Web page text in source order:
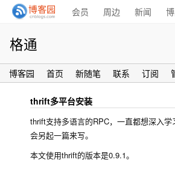
会员 周边 新闻
格通
博客园 首页 新随笔 联系 订阅
thrift多平台安装
thrift支持多语言的RPC，一直都想深入
会另起一篇来写。
本文使用thrift的版本是0.9.1。